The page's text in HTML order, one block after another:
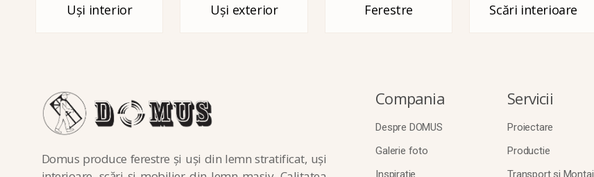
Uși interior Uși exterior Ferestre Scări interioare
Domus produce ferestre și uși din lemn stratificat, uși
Compania
Despre DOMUS
Galerie foto
Inspirație
Servicii
Proiectare
Productie
Transport si Montaj